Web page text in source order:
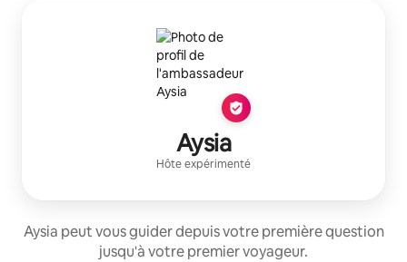
Aysia
Hôte expérimenté
Aysia peut vous guider depuis votre première question
jusqu'à votre premier voyageur.